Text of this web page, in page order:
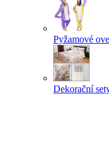
Pyžamové
Dekorační